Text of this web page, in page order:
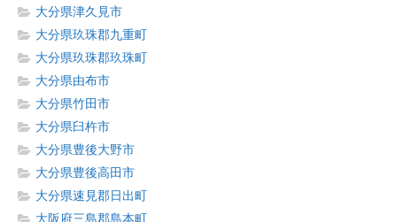
大分県津久見市
大分県玖珠郡九重町
大分県玖珠郡玖珠町
大分県由布市
大分県竹田市
大分県臼杵市
大分県豊後大野市
大分県豊後高田市
大分県速見郡日出町
大阪府三島郡島本町